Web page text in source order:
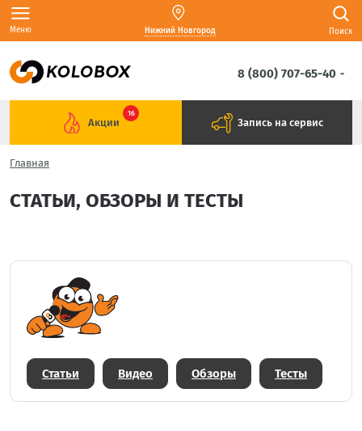
Меню Нижний Новгород Поиск
8 (800) 707-65-40
Акции
16
Запись на сервис
Главная
СТАТЬИ, ОБЗОРЫ И ТЕСТЫ
Статьи Видео Обзоры Тесты